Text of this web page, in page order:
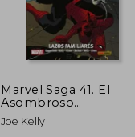
Marvel Saga 41. El
Asombroso
Spiderman 18
Joe Kelly